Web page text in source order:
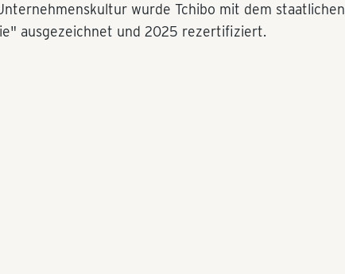
wurde Tchibo mit dem staatlichen
ausgezeichnet und 2025 rezertifiziert.